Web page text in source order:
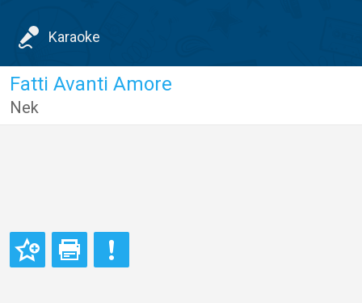
Karaoke
Fatti Avanti Amore
Nek